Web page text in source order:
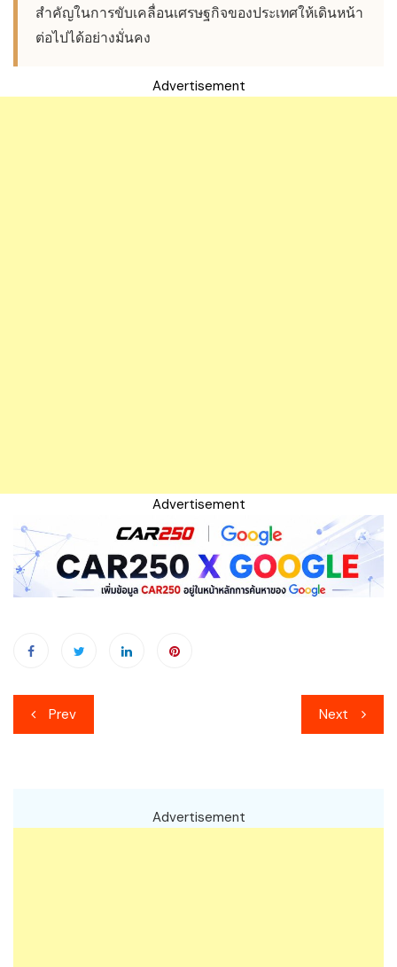
สำคัญในการขับเคลื่อนเศรษฐกิจของประเทศให้เดินหน้า
ต่อไปได้อย่างมั่นคง
Advertisement
Advertisement
เมนู
นำทาง
Prev Next
Advertisement